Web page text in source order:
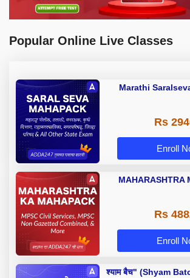
Popular Online Live Classes
Marathi
Rs
Enroll
MAHARASHTRA
Rs
Enroll
श्याम बैच" (Shyam